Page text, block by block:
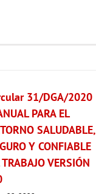
31/DGA/2020
PARA EL
SALUDABLE,
Y CONFIABLE
VERSIÓN